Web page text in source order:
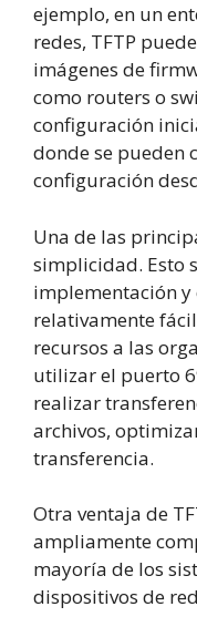
ejemplo, en un
redes, TFTP
imágenes de
como routers o
configuración
donde se pueden
configuración
Una de las
simplicidad. Esto
implementación
relativamente
recursos a las
utilizar el puerto
realizar
archivos,
transferencia.
Otra ventaja de
ampliamente
mayoría de los
dispositivos de